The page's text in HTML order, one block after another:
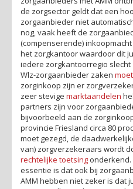
de zorgsector geldt dat een
zorgaanbieder niet
nog, vaak heeft de
(compenserende)
het zorgkantoor waardoor dit
iedere zorgkantoorregio
Wlz-zorgaanbieder zaken moet
zorginkoop zijn er
zeer stevige marktaandelen
partners zijn voor
bijvoorbeeld aan de
provincie Friesland circa 80
moet gezegd, de
van) zorgverzekeraars wordt
rechtelijke toetsing onderkend.
essentie is dat ook bij
AMM hebben niet zeker is dat